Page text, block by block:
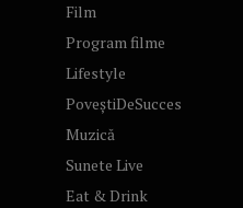
Film
Program filme
Lifestyle
PoveștiDeSucces
Muzică
Sunete Live
Eat & Drink